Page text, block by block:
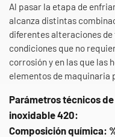
Al pasar la etapa de
alcanza distintas
diferentes alteraciones
condiciones que no
corrosión y en las que las
elementos de maquinaria
Parámetros técnicos
inoxidable 420:
Composición química: